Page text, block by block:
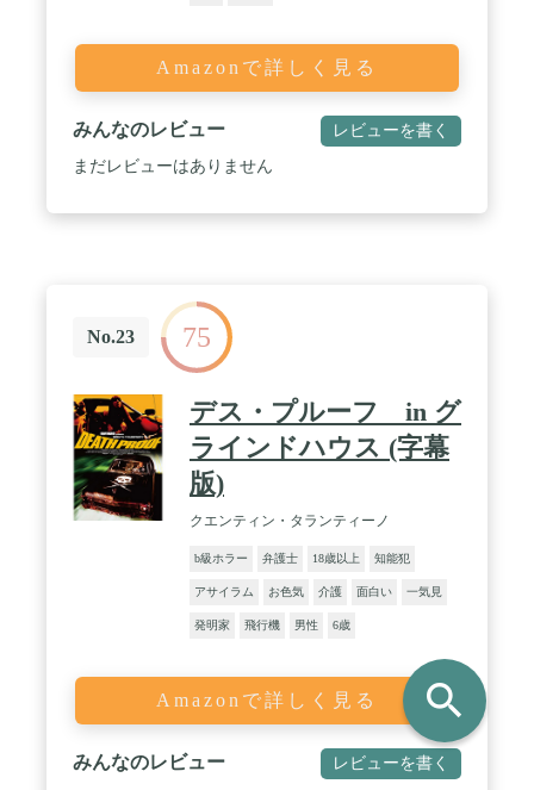
Amazonで詳しく見る
みんなのレビュー レビューを書く
まだレビューはありません
No.23 75
デス・プルーフ in グ
ラインドハウス (字幕
版)
クエンティン・タランティーノ
b級ホラー 弁護士 18歳以上 知能犯
アサイラム お色気 介護 面白い 一気見
発明家 飛行機 男性 6歳
Amazonで詳しく見る
みんなのレビュー レビューを書く
search